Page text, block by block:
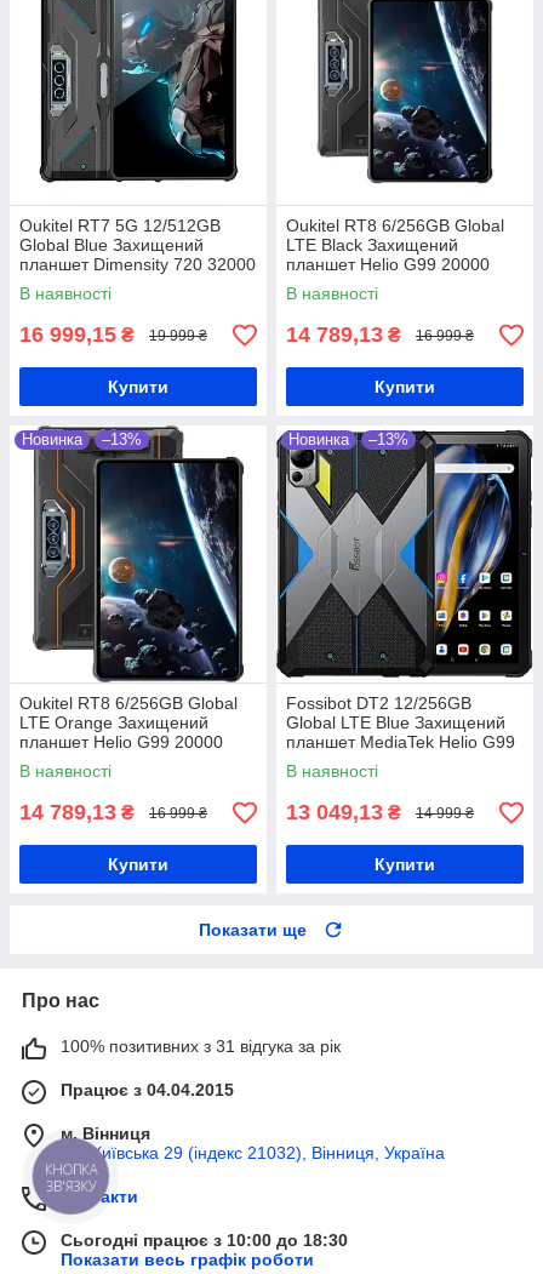
Oukitel RT7 5G 12/512GB
Global Blue Захищений
планшет Dimensity 720 32000
мАг
В наявності
16 999,15 ₴ 19 999 ₴
Купити
Oukitel RT8 6/256GB Global
LTE Black Захищений
планшет Helio G99 20000
мАч
В наявності
14 789,13 ₴ 16 999 ₴
Купити
Новинка –13%
Oukitel RT8 6/256GB Global
LTE Orange Захищений
планшет Helio G99 20000
мАч
В наявності
14 789,13 ₴ 16 999 ₴
Купити
Новинка –13%
Fossibot DT2 12/256GB
Global LTE Blue Захищений
планшет MediaTek Helio G99
22000 мАг
В наявності
13 049,13 ₴ 14 999 ₴
Купити
Показати ще
Про нас
100% позитивних з 31 відгука за рік
Працює з 04.04.2015
м. Вінниця
вул Київська 29 (індекс 21032), Вінниця, Україна
Контакти
Сьогодні працює з 10:00 до 18:30
Показати весь графік роботи
КНОПКА
ЗВ'ЯЗКУ